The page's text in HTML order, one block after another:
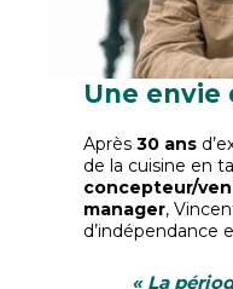
Une envie
Après30 ans
de la cuisine en
concepteur/
manager,
d’indépendance
« La